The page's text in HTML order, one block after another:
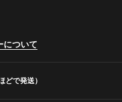
について
どで発送）